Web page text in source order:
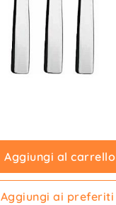
Aggiungi al carrello
Aggiungi ai preferiti